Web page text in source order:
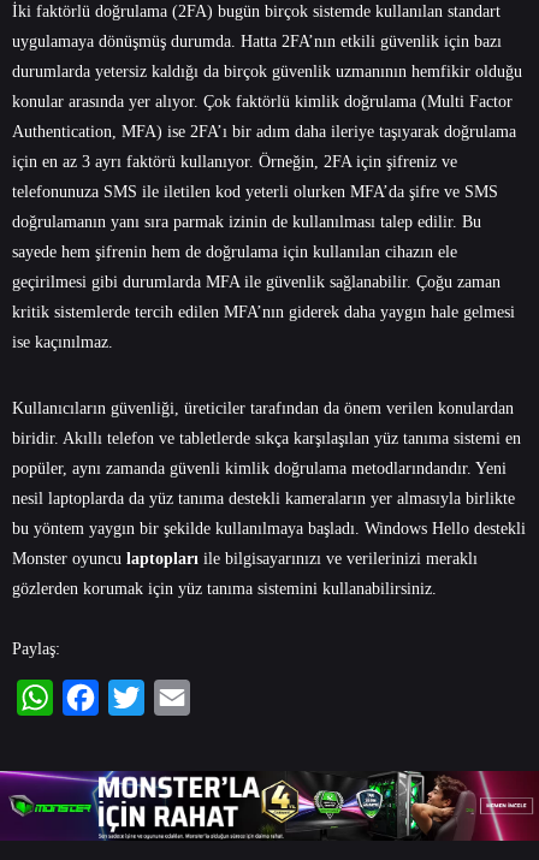
İki faktörlü doğrulama (2FA) bugün birçok sistemde kullanılan standart
uygulamaya dönüşmüş durumda. Hatta 2FA’nın etkili güvenlik için bazı
durumlarda yetersiz kaldığı da birçok güvenlik uzmanının hemfikir olduğu
konular arasında yer alıyor. Çok faktörlü kimlik doğrulama (Multi Factor
Authentication, MFA) ise 2FA’ı bir adım daha ileriye taşıyarak doğrulama
için en az 3 ayrı faktörü kullanıyor. Örneğin, 2FA için şifreniz ve
telefonunuza SMS ile iletilen kod yeterli olurken MFA’da şifre ve SMS
doğrulamanın yanı sıra parmak izinin de kullanılması talep edilir. Bu
sayede hem şifrenin hem de doğrulama için kullanılan cihazın ele
geçirilmesi gibi durumlarda MFA ile güvenlik sağlanabilir. Çoğu zaman
kritik sistemlerde tercih edilen MFA’nın giderek daha yaygın hale gelmesi
ise kaçınılmaz.
Kullanıcıların güvenliği, üreticiler tarafından da önem verilen konulardan
biridir. Akıllı telefon ve tabletlerde sıkça karşılaşılan yüz tanıma sistemi en
popüler, aynı zamanda güvenli kimlik doğrulama metodlarındandır. Yeni
nesil laptoplarda da yüz tanıma destekli kameraların yer almasıyla birlikte
bu yöntem yaygın bir şekilde kullanılmaya başladı. Windows Hello destekli
Monster oyuncu laptopları ile bilgisayarınızı ve verilerinizi meraklı
gözlerden korumak için yüz tanıma sistemini kullanabilirsiniz.
Paylaş: